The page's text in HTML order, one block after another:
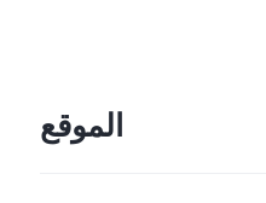
الموقع